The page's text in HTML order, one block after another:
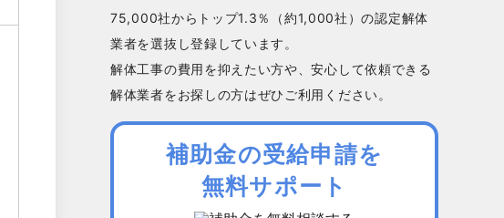
75,000社からトップ1.3％（約1,000社）の認定解体
業者を選抜し登録しています。
解体工事の費用を抑えたい方や、安心して依頼できる
解体業者をお探しの方はぜひご利用ください。
補助金の受給申請を
無料サポート